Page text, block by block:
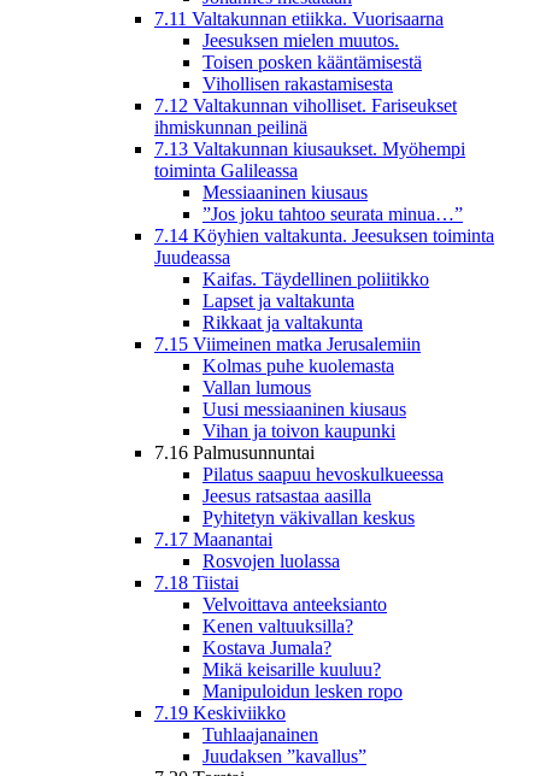
7.11 Valtakunnan etiikka. Vuorisaarna
Jeesuksen mielen muutos.
Toisen posken kääntämisestä
Vihollisen rakastamisesta
7.12 Valtakunnan viholliset. Fariseukset
ihmiskunnan peilinä
7.13 Valtakunnan kiusaukset. Myöhempi
toiminta Galileassa
Messiaaninen kiusaus
”Jos joku tahtoo seurata minua…”
7.14 Köyhien valtakunta. Jeesuksen toiminta
Juudeassa
Kaifas. Täydellinen poliitikko
Lapset ja valtakunta
Rikkaat ja valtakunta
7.15 Viimeinen matka Jerusalemiin
Kolmas puhe kuolemasta
Vallan lumous
Uusi messiaaninen kiusaus
Vihan ja toivon kaupunki
7.16 Palmusunnuntai
Pilatus saapuu hevoskulkueessa
Jeesus ratsastaa aasilla
Pyhitetyn väkivallan keskus
7.17 Maanantai
Rosvojen luolassa
7.18 Tiistai
Velvoittava anteeksianto
Kenen valtuuksilla?
Kostava Jumala?
Mikä keisarille kuuluu?
Manipuloidun lesken ropo
7.19 Keskiviikko
Tuhlaajanainen
Juudaksen ”kavallus”